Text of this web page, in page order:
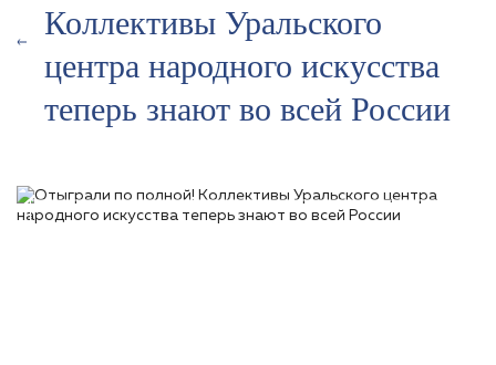
Коллективы Уральского
центра народного искусства
теперь знают во всей России